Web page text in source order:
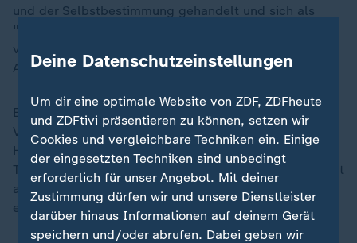
und der Selbstbestimmung gehandelt und sich als
"Herr über Leben und Tod" aufgespielt, hieß es in der
von Staatsanwalt Philipp Meyhöfer verlesenen
Anklage.
Er habe seine Patientinnen und Patienten unter dem
Vorwand ärztlicher Fürsorge aufgesucht und
Hausbesuche angekündigt. Dabei habe er bereits eine
Tötungsabsicht gehabt. Der Angeklagte habe "bewusst
ausgenutzt, dass ihm als Arzt vollstes Vertrauen
entgegengebracht wurde", sagte Meyhöfer.
Deine Datenschutzeinstellungen
Um dir eine optimale Website von ZDF, ZDFheute
und ZDFtivi präsentieren zu können, setzen wir
Cookies und vergleichbare Techniken ein. Einige
der eingesetzten Techniken sind unbedingt
erforderlich für unser Angebot. Mit deiner
Zustimmung dürfen wir und unsere Dienstleister
darüber hinaus Informationen auf deinem Gerät
speichern und/oder abrufen. Dabei geben wir